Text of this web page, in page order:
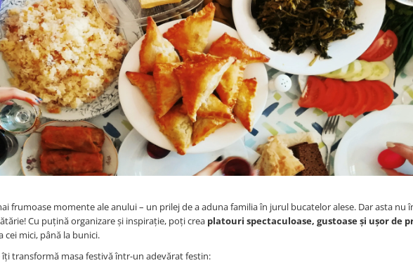
frumoase momente ale anului – un prilej de a aduna familia în jurul bucatelor alese. Dar asta nu
Cu puțină organizare și inspirație, poți crea platouri spectaculoase, gustoase și ușor de
mici, până la bunici.
îți transformă masa festivă într-un adevărat festin: